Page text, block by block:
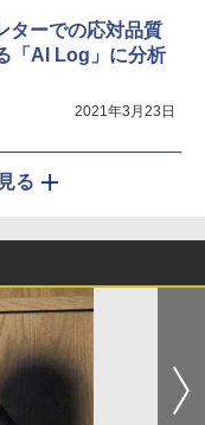
ターでの応対品質
「AI Log」に分析
2021年3月23日
る